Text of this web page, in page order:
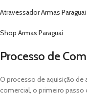
Atravessador Armas Paraguai
Shop Armas Paraguai
Processo de
O processo de aquisição
comercial, o primeiro passo